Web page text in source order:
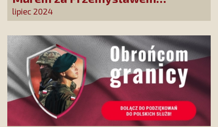
Babiarzem - akcja petycyjna do
władz TVP
lipiec 2024